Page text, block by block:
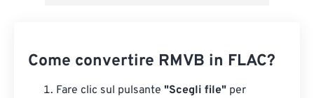
Come convertire RMVB in FLAC?
Fare clic sul pulsante "Scegli file" per